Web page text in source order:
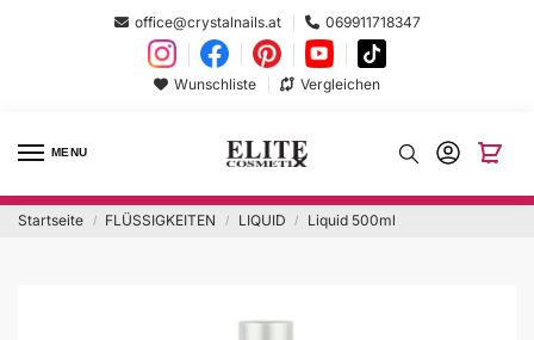
office@crystalnails.at 069911718347
Wunschliste Vergleichen
MENU
Startseite / FLÜSSIGKEITEN / LIQUID / Liquid 500ml